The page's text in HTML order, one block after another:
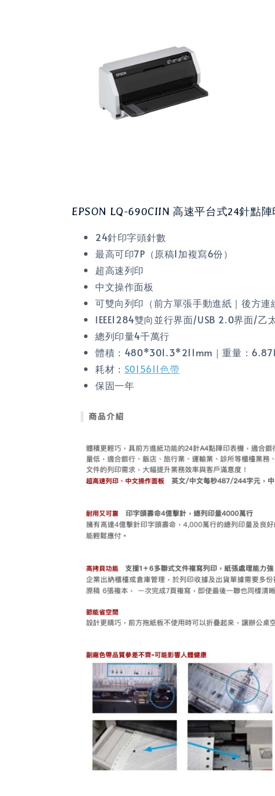
EPSON LQ-690CIIN 高速平台式24針點陣
24針印字頭針數
最高可印7P（原稿1加複寫6份）
超高速列印
中文操作面板
可雙向列印（前方單張手動進紙｜後方連
IEEE1284雙向並行界面/USB 2.0界面/乙
總列印量4千萬行
體積：480*301.3*211mm｜重量：
耗材： S015611色帶
保固一年